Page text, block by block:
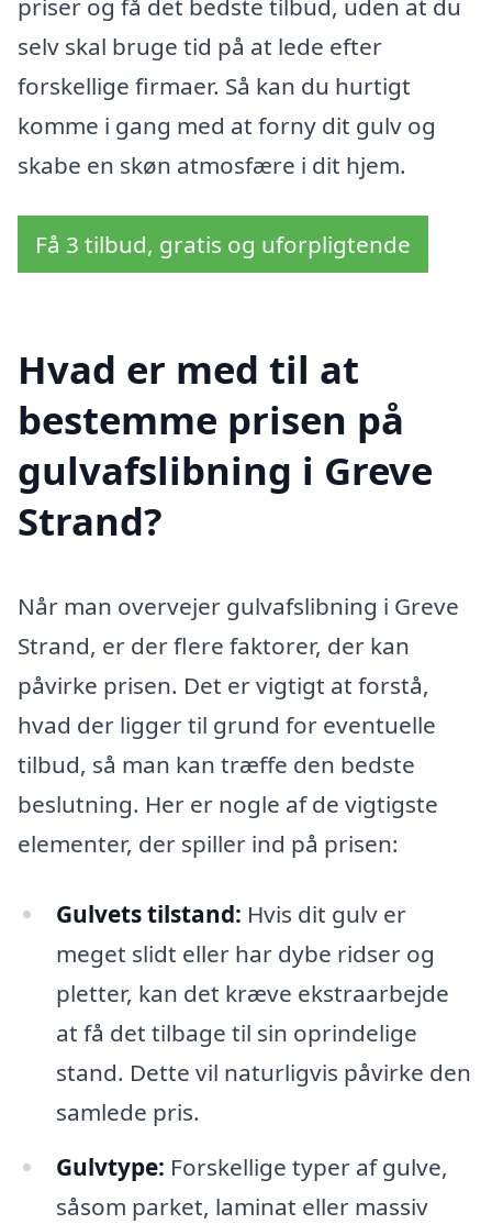
priser og få det bedste tilbud, uden at du
selv skal bruge tid på at lede efter
forskellige firmaer. Så kan du hurtigt
komme i gang med at forny dit gulv og
skabe en skøn atmosfære i dit hjem.
Få 3 tilbud, gratis og uforpligtende
Hvad er med til at
bestemme prisen på
gulvafslibning i Greve
Strand?
Når man overvejer gulvafslibning i Greve
Strand, er der flere faktorer, der kan
påvirke prisen. Det er vigtigt at forstå,
hvad der ligger til grund for eventuelle
tilbud, så man kan træffe den bedste
beslutning. Her er nogle af de vigtigste
elementer, der spiller ind på prisen:
Gulvets tilstand: Hvis dit gulv er
meget slidt eller har dybe ridser og
pletter, kan det kræve ekstraarbejde
at få det tilbage til sin oprindelige
stand. Dette vil naturligvis påvirke den
samlede pris.
Gulvtype: Forskellige typer af gulve,
såsom parket, laminat eller massiv